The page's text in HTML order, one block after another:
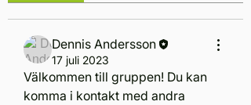
Dennis Andersson
17 juli 2023
Välkommen till gruppen! Du kan
komma i kontakt med andra